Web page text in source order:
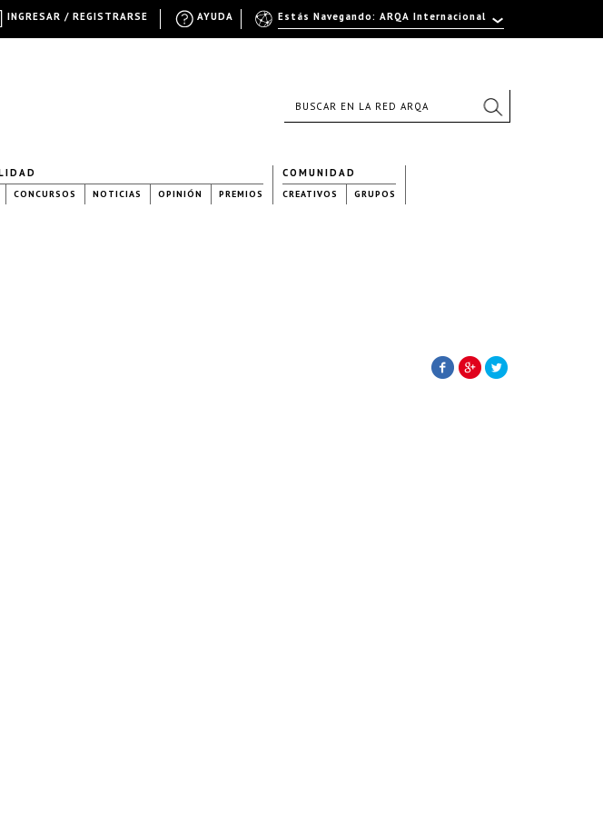
CONCURSOS NOTICIAS OPINIÓN PREMIOS
COMUNIDAD
CREATIVOS GRUPOS
Estás Navegando: ARQA Internacional
AYUDA
INGRESAR / REGISTRARSE